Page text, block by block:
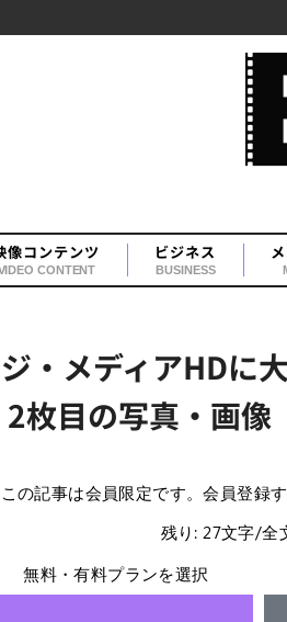
像コンテンツ
CONTENT
ビジネス
BUSINESS
・メディアHD
枚目の写真・画像
この記事は会員限定です。会員登録
残り: 27文字/全
無料・有料プランを選択